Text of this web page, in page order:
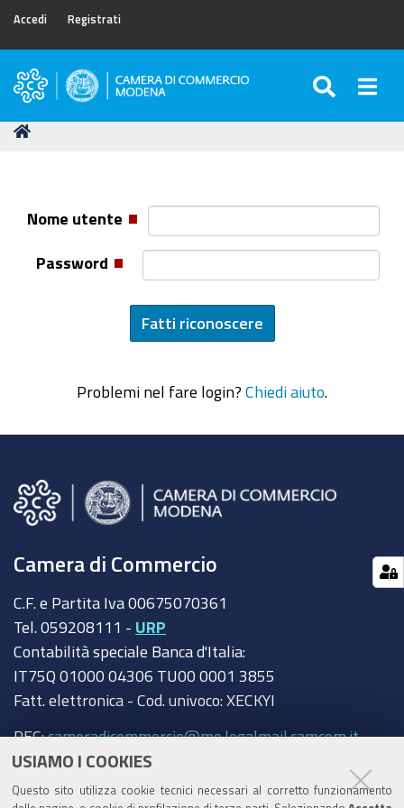
USIAMO I COOKIES
Questo sito utilizza cookie tecnici necessari al corretto funzionamento
Accedi Registrati
Camera
Commercio
Tu
Nome utente
Password
Problemi nel fare login? Chiedi aiuto
Camera di Commercio
C.F. e Partita Iva 00675070361
Tel. 059208111 - URP
Contabilità speciale Banca d'Italia:
IT75Q 01000 04306 TU00 0001 3855
Fatt. elettronica - Cod. univoco: XECKYI
PEC:cameradicommercio@mo.legalmail.camcom.it
Trasparenza